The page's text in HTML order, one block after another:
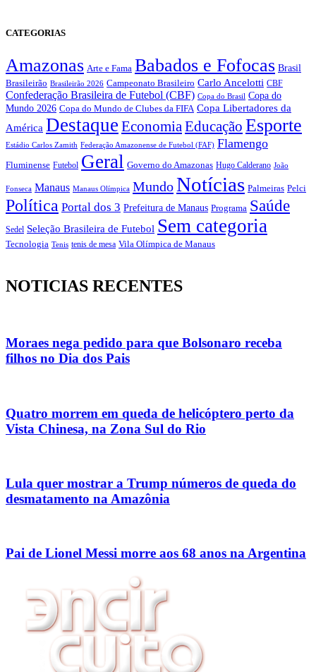
CATEGORIAS
Amazonas Arte e Fama Babados e Fofocas Brasil
Brasileirão Brasileirão 2026 Campeonato Brasileiro Carlo Ancelotti CBF
Confederação Brasileira de Futebol (CBF) Copa do Brasil Copa do
Mundo 2026 Copa do Mundo de Clubes da FIFA Copa Libertadores da
América Destaque Economia Educação Esporte
Estádio Carlos Zamith Federação Amazonense de Futebol (FAF) Flamengo
Fluminense Futebol Geral Governo do Amazonas Hugo Calderano João
Fonseca Manaus Manaus Olímpica MundoNotícias Palmeiras Pelci
Política Portal dos 3 Prefeitura de Manaus Programa Saúde
Sedel Seleção Brasileira de Futebol Sem categoria
Tecnologia Tenis tenis de mesa Vila Olímpica de Manaus
NOTICIAS RECENTES
Moraes nega pedido para que Bolsonaro receba
filhos no Dia dos Pais
Quatro morrem em queda de helicóptero perto da
Vista Chinesa, na Zona Sul do Rio
Lula quer mostrar a Trump números de queda do
desmatamento na Amazônia
Pai de Lionel Messi morre aos 68 anos na Argentina